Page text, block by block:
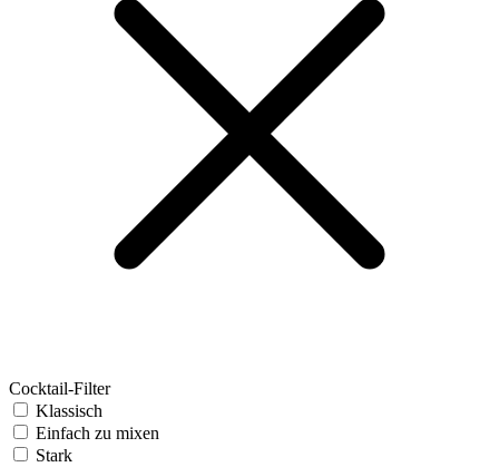
Cocktail-Filter
Klassisch
Einfach zu mixen
Stark